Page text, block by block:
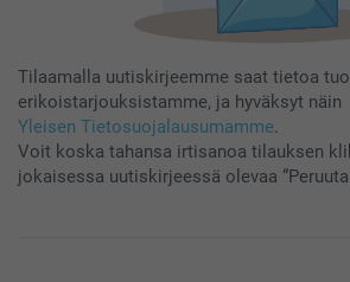
Tilaamalla uutiskirjeemme saat tietoa
erikoistarjouksistamme, ja hyväksyt näin
Yleisen Tietosuojalausumamme.
Voit koska tahansa irtisanoa tilauksen
jokaisessa uutiskirjeessä olevaa